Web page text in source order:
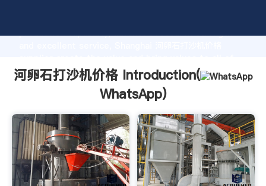
production capability, advanced research strength
customers.
河卵石打沙机价格 Introduction(
WhatsApp)